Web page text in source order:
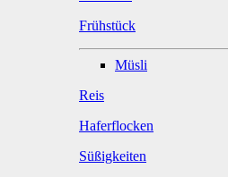
Frühstück
Müsli
Reis
Haferflocken
Süßigkeiten